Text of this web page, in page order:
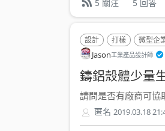
5 關注 5 回答
設計 打樣 微型企
Jason工業產品設計師
鑄鋁殼體少量
請問是否有廠商可協
匿名 2019.03.18